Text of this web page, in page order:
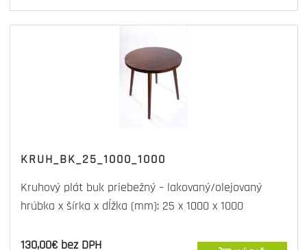
KRUH_BK_25_1000_1000
Kruhový plát buk priebežný – lakovaný/olejovaný
hrúbka x šírka x dĺžka (mm): 25 x 1000 x 1000
130,00€ bez DPH